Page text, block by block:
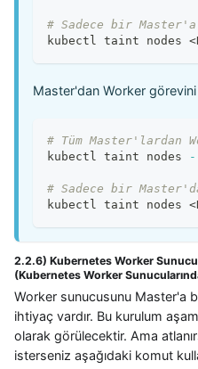
# Sadece bir
kubectl taint nodes <
Master'dan Worker görevini
# Tüm Master'lardan
kubectl taint nodes
# Sadece bir
kubectl taint nodes <
2.2.6) Kubernetes Worker
(Kubernetes Worker
Worker sunucusunu Master'a
ihtiyaç vardır. Bu kurulum
olarak görülecektir. Ama
isterseniz aşağıdaki komut